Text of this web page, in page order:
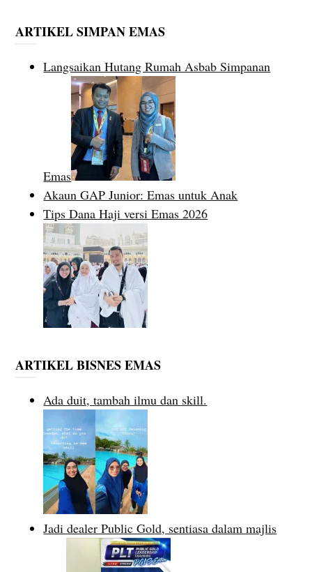
ARTIKEL SIMPAN EMAS
Langsaikan Hutang Rumah Asbab Simpanan
Emas
Akaun GAP Junior: Emas untuk Anak
Tips Dana Haji versi Emas 2026
ARTIKEL BISNES EMAS
Ada duit, tambah ilmu dan skill.
Jadi dealer Public Gold, sentiasa dalam majlis